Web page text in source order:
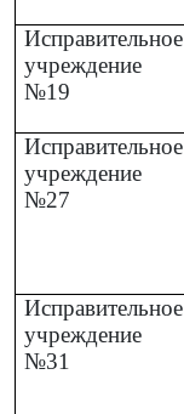
Исправительное
учреждение
№19
Исправительное
учреждение
№27
Исправительное
учреждение
№31